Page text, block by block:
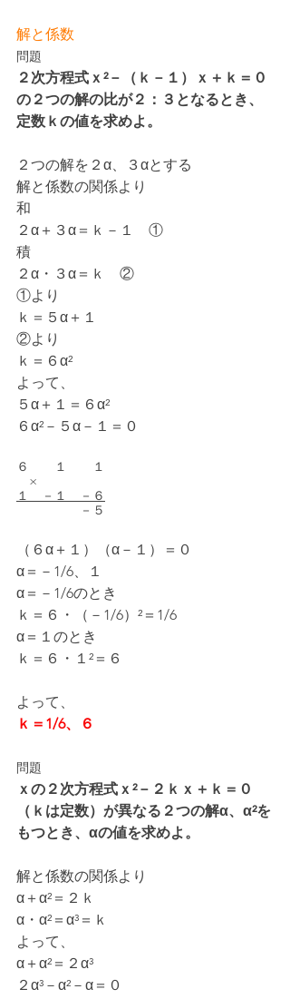
解と係数
問題
２次方程式ｘ²－（ｋ－１）ｘ＋ｋ＝０
の２つの解の比が２：３となるとき、
定数ｋの値を求めよ。
２つの解を２α、３αとする
解と係数の関係より
和
２α＋３α＝ｋ－１　①
積
２α・３α＝ｋ　②
①より
ｋ＝５α＋１
②より
ｋ＝６α²
よって、
５α＋１＝６α²
６α²－５α－１＝０
６　　１　　１
×
１　－１　－６
－５
（６α＋１）（α－１）＝０
α＝－1/6、１
α＝－1/6のとき
ｋ＝６・（－1/6）²＝1/6
α＝１のとき
ｋ＝６・１²＝６
よって、
ｋ＝1/6、６
問題
ｘの２次方程式ｘ²－２ｋｘ＋ｋ＝０
（ｋは定数）が異なる２つの解α、α²を
もつとき、αの値を求めよ。
解と係数の関係より
α＋α²＝２ｋ
α・α²＝α³＝ｋ
よって、
α＋α²＝２α³
２α³－α²－α＝０